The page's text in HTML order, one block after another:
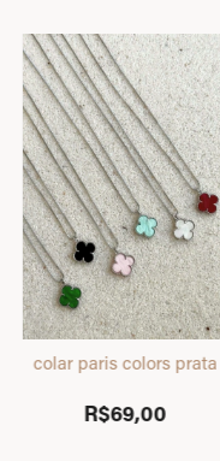
colar paris colors prata
R$69,00